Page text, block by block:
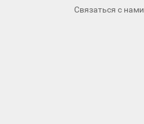
Связаться с нами